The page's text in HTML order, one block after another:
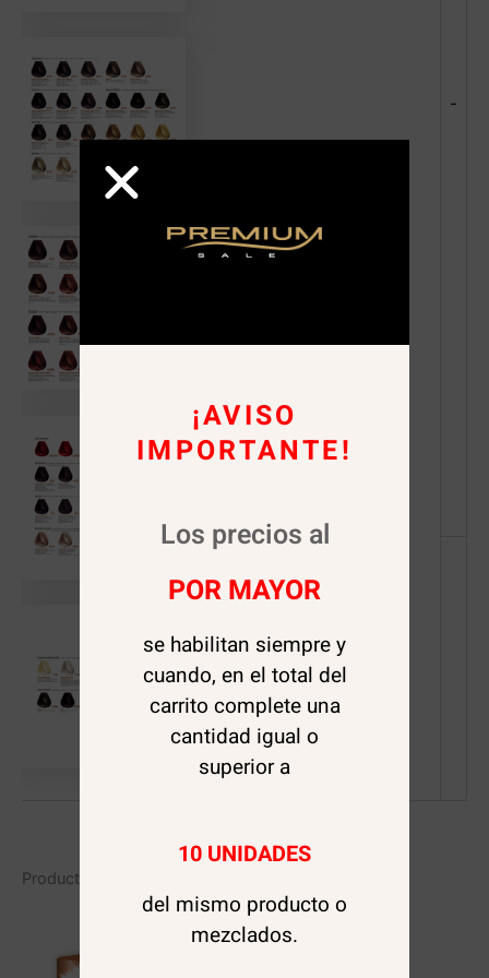
-
Productos relacionados
¡AVISO
IMPORTANTE!
Los precios al
POR MAYOR
se habilitan siempre y
cuando, en el total del
carrito complete una
cantidad igual o
superior a
10 UNIDADES
del mismo producto o
mezclados.